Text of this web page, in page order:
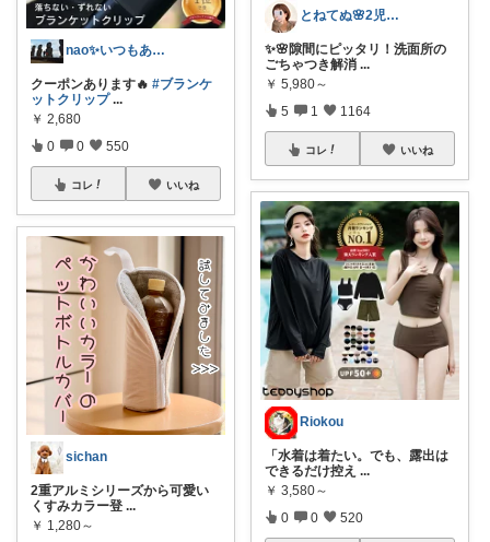
nao✨いつもありがとう😊
クーポンあります🔥 #ブランケ
ットクリップ ...
￥ 2,680
0 0 550
コレ いいね
sichan
2重アルミシリーズから可愛い
くすみカラー登 ...
￥ 1,280～
とねてぬ🌸2児ママ✿毎日をラク&快適に
✨🌸隙間にピッタリ！洗面所の
ごちゃつき解消 ...
￥ 5,980～
5 1 1164
コレ いいね
Riokou
「水着は着たい。でも、露出は
できるだけ控え ...
￥ 3,580～
0 0 520